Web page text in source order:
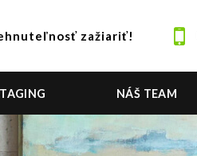
zažiariť!
NÁŠ TEAM